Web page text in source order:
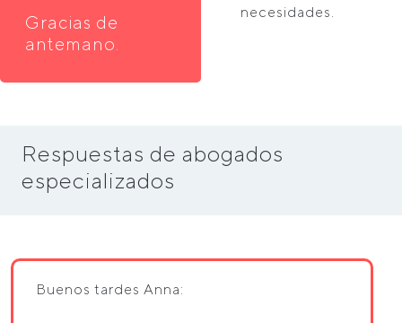
Gracias de
antemano.
necesidades.
Respuestas de abogados
especializados
Buenos tardes Anna: